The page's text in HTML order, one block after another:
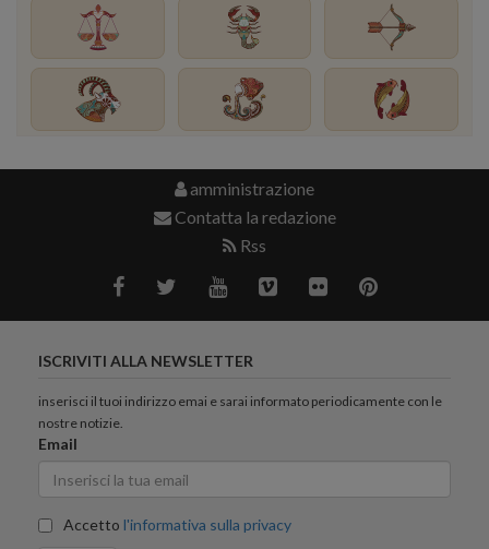
amministrazione
Contatta la redazione
Rss
ISCRIVITI ALLA NEWSLETTER
inserisci il tuoi indirizzo emai e sarai informato periodicamente con le
nostre notizie.
Email
Accetto l'informativa sulla privacy